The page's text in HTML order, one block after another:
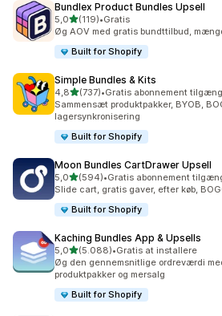
Bundlex Product Bundles Upsell
5,0ud af 5 stjerner
(119)
119 anmeldelser i alt
•Gratis
Øg AOV med gratis bundttilbud,
Built for Shopify
Simple Bundles & Kits
4,8ud af 5 stjerner
(737)
737 anmeldelser i alt
•Gratis abonnement
Sammensæt produktpakker, BYOB,
lagersynkronisering
Built for Shopify
Moon Bundles CartDrawer Upsell
5,0ud af 5 stjerner
(594)
594 anmeldelser i alt
•Gratis abonnement
Slide cart, gratis gaver, efter køb,
Built for Shopify
Kaching Bundles App & Upsells
5,0ud af 5 stjerner
(5.088)
5088 anmeldelser i alt
•Gratis at installere
Øg den gennemsnitlige ordreværdi
produktpakker og mersalg
Built for Shopify